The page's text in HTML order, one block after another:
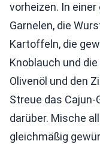
vorheizen. In
Garnelen, die
Kartoffeln, die
Knoblauch und
Olivenöl und den
Streue das
darüber. Mische
gleichmäßig